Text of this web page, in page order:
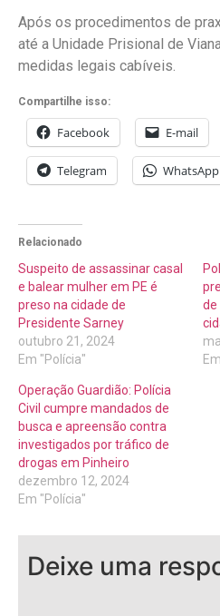
Após os procedimentos de
até a Unidade Prisional de
medidas legais cabíveis.
Compartilhe isso:
Facebook E-mail
Telegram WhatsApp
Relacionado
Suspeito de assassinar casal
e balear mulher em PE é
preso na cidade de
Presidente Sarney
outubro 21, 2024
Em "Polícia"
de
Operação Guardião: Polícia
Civil cumpre mandados de
busca e apreensão contra
investigados por tráfico de
drogas em Pinheiro
dezembro 12, 2024
Em "Polícia"
Deixe uma